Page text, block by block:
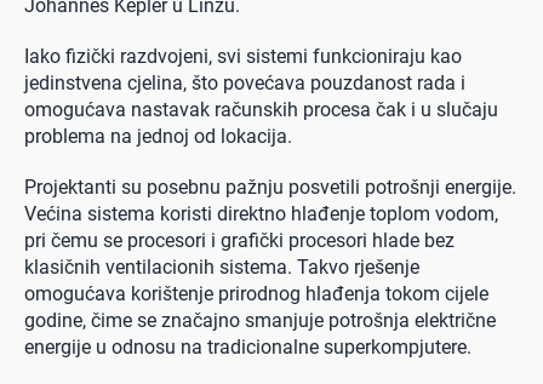
Johannes Kepler u Linzu.
Iako fizički razdvojeni, svi sistemi funkcioniraju kao
jedinstvena cjelina, što povećava pouzdanost rada i
omogućava nastavak računskih procesa čak i u slučaju
problema na jednoj od lokacija.
Projektanti su posebnu pažnju posvetili potrošnji energije.
Većina sistema koristi direktno hlađenje toplom vodom,
pri čemu se procesori i grafički procesori hlade bez
klasičnih ventilacionih sistema. Takvo rješenje
omogućava korištenje prirodnog hlađenja tokom cijele
godine, čime se značajno smanjuje potrošnja električne
energije u odnosu na tradicionalne superkompjutere.